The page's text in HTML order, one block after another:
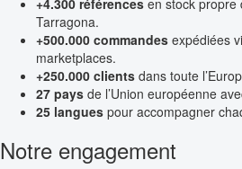
Tarragona.
+500.000 commandes expédiées
marketplaces.
+250.000 clients dans toute
27 pays de l’Union européenne
25 langues pour accompagner
Notre engagement